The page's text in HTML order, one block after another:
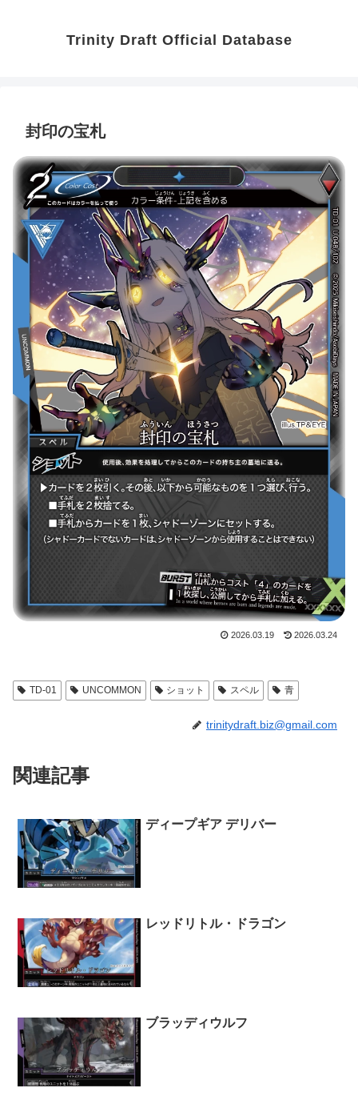
Trinity Draft Official Database
封印の宝札
2026.03.19 2026.03.24
TD-01 UNCOMMON ショット スペル 青
trinitydraft.biz@gmail.com
関連記事
ディープギア デリバー
レッドリトル・ドラゴン
ブラッディウルフ